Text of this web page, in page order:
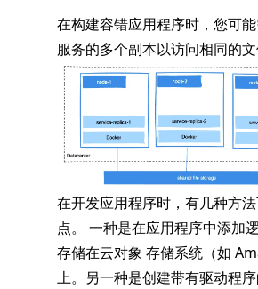
在构建容错应用程序时，您可
服务的多个副本以访问相同的文
在开发应用程序时，有几种方
点。 一种是在应用程序中添加
存储在云对象 存储系统（如
上。另一种是创建带有驱动程